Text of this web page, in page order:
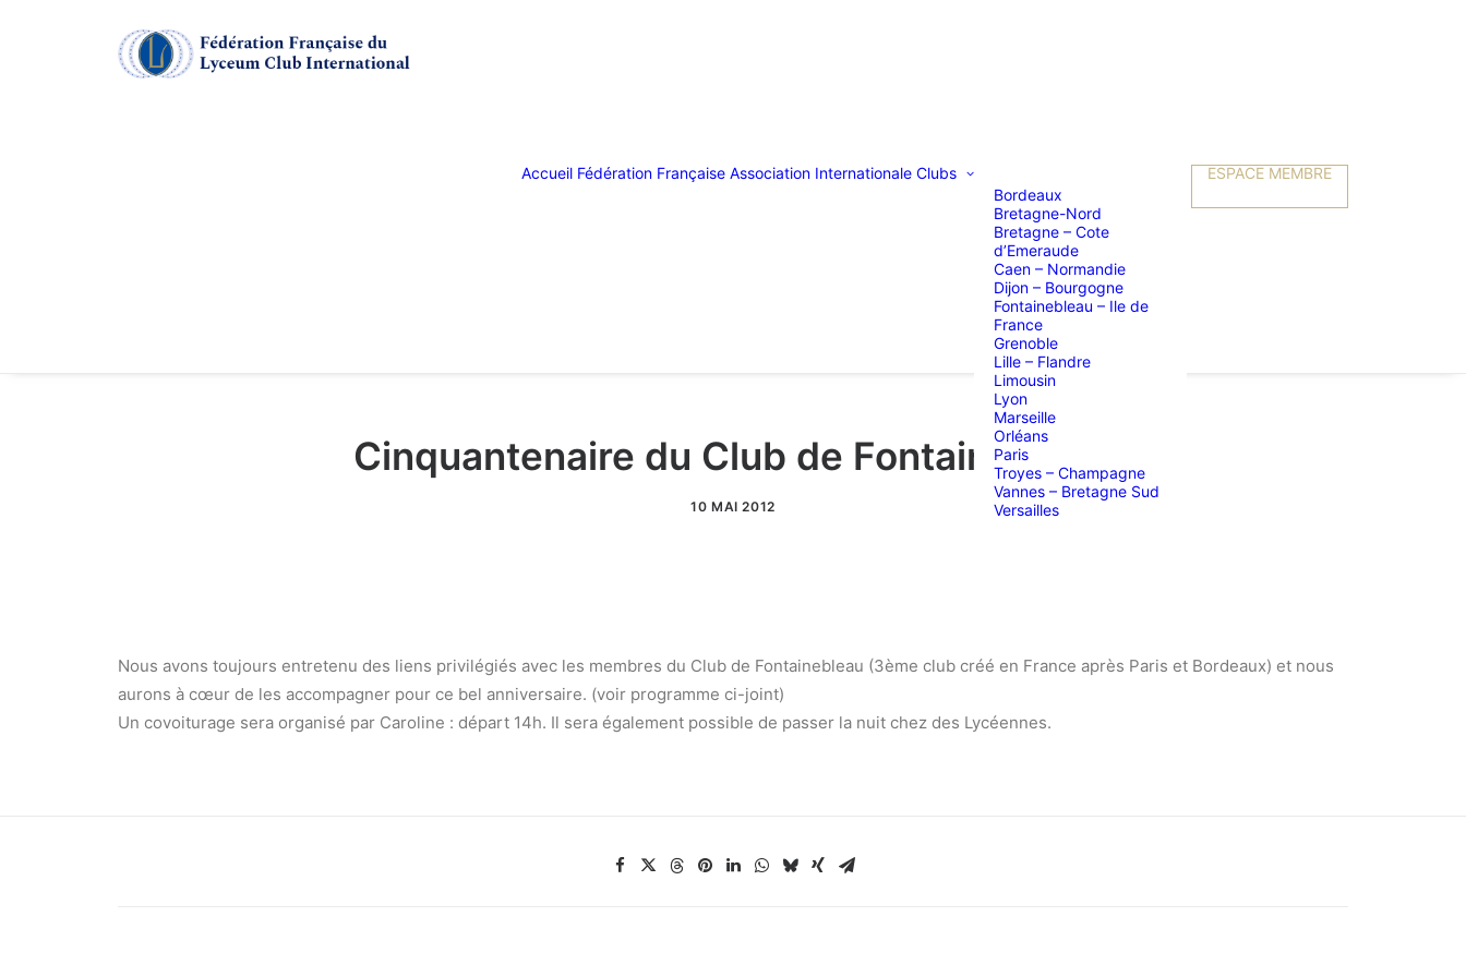
Accueil Fédération Française Association Internationale Clubs
Bordeaux
Bretagne-Nord
Bretagne – Cote
d’Emeraude
Caen – Normandie
Dijon – Bourgogne
Fontainebleau – Ile de
France
Grenoble
Lille – Flandre
Limousin
Lyon
Marseille
Orléans
Paris
Troyes – Champagne
Vannes – Bretagne Sud
Versailles
ESPACE MEMBRE
Cinquantenaire du Club de Fontainebleau
10 MAI 2012
Nous avons toujours entretenu des liens privilégiés avec les membres du Club de Fontainebleau (3ème club créé en France après Paris et Bordeaux) et nous
aurons à cœur de les accompagner pour ce bel anniversaire. (voir programme ci-joint)
Un covoiturage sera organisé par Caroline : départ 14h. Il sera également possible de passer la nuit chez des Lycéennes.